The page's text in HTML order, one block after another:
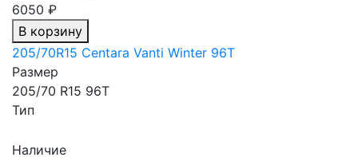
6050 ₽
В корзину
205/70R15 Centara Vanti Winter 96T
Размер
205/70 R15 96T
Тип
Наличие